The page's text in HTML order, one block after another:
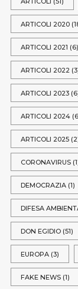
ARTICOLI 2020
ARTICOLI 2021 (6)
ARTICOLI 2022
ARTICOLI 2023
ARTICOLI 2024
ARTICOLI 2025
CORONAVIRUS
DEMOCRAZIA(1)
DIFESA
DON EGIDIO(51)
EUROPA(3)
FAKE NEWS(1)